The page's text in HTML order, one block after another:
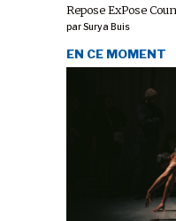
Repose ExPose
parSurya Buis
EN CE MOMENT